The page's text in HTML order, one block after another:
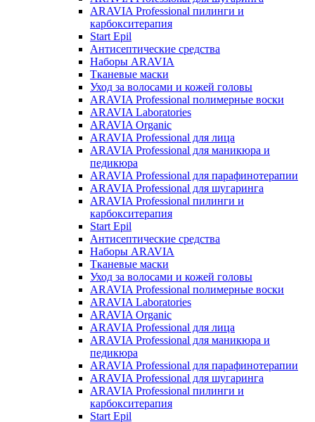
ARAVIA Professional пилинги и
карбокситерапия
Start Epil
Антисептические средства
Наборы ARAVIA
Тканевые маски
Уход за волосами и кожей головы
ARAVIA Professional полимерные воски
ARAVIA Laboratories
ARAVIA Organic
ARAVIA Professional для лица
ARAVIA Professional для маникюра и
педикюра
ARAVIA Professional для парафинотерапии
ARAVIA Professional для шугаринга
ARAVIA Professional пилинги и
карбокситерапия
Start Epil
Антисептические средства
Наборы ARAVIA
Тканевые маски
Уход за волосами и кожей головы
ARAVIA Professional полимерные воски
ARAVIA Laboratories
ARAVIA Organic
ARAVIA Professional для лица
ARAVIA Professional для маникюра и
педикюра
ARAVIA Professional для парафинотерапии
ARAVIA Professional для шугаринга
ARAVIA Professional пилинги и
карбокситерапия
Start Epil